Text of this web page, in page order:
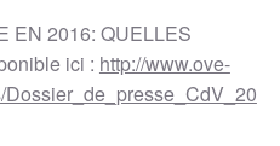
EN 2016: QUELLES
ici : http://www.ove-